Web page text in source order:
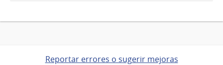
Reportar errores o sugerir mejoras